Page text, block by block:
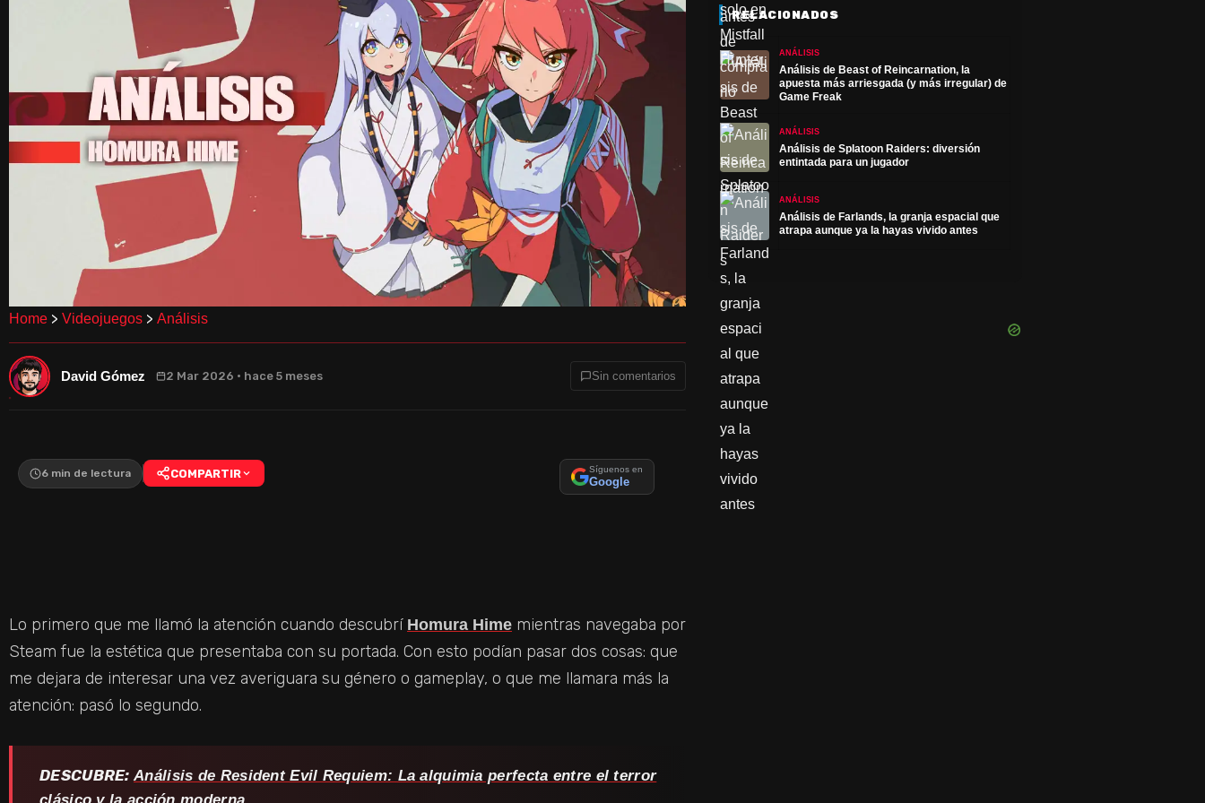
Home > Videojuegos > Análisis
David Gómez 2 Mar 2026 · hace 5 meses Sin comentarios
6 min de lectura COMPARTIR Síguenos en
Google
Lo primero que me llamó la atención cuando descubrí Homura Hime mientras navegaba por
Steam fue la estética que presentaba con su portada. Con esto podían pasar dos cosas: que
me dejara de interesar una vez averiguara su género o gameplay, o que me llamara más la
atención: pasó lo segundo.
DESCUBRE: Análisis de Resident Evil Requiem: La alquimia perfecta entre el terror
RELACIONADOS
ANÁLISIS
Análisis de Beast of Reincarnation, la
apuesta más arriesgada (y más irregular) de
Game Freak
ANÁLISIS
Análisis de Splatoon Raiders: diversión
entintada para un jugador
ANÁLISIS
Análisis de Farlands, la granja espacial que
atrapa aunque ya la hayas vivido antes